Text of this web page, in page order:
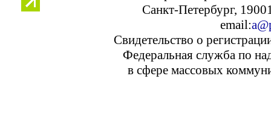
Санкт-Петербург,
email:
Свидетельство о
Федеральная служба по
в сфере массовых